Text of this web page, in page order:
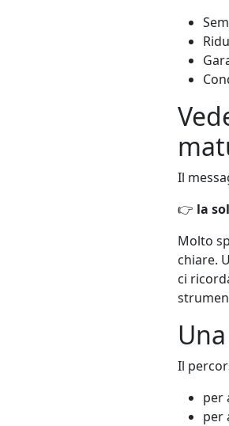
Il
👉 la
Molto
chiare.
ci
Il
per
per